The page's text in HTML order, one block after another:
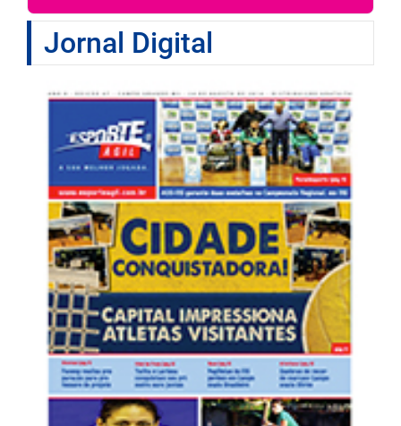
Jornal Digital